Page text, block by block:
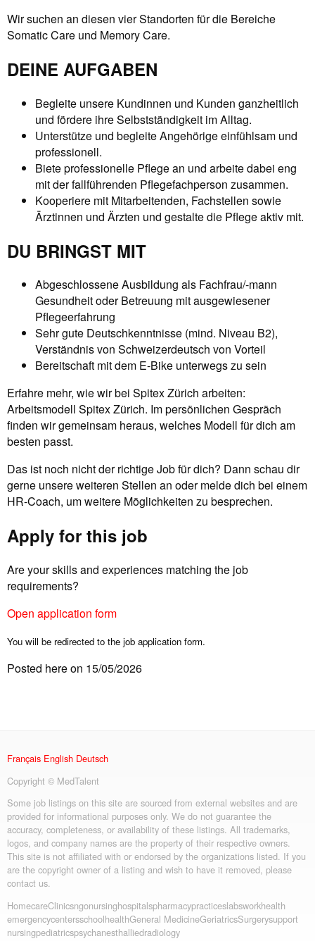
Wir suchen an diesen vier Standorten für die Bereiche
Somatic Care und Memory Care.
DEINE AUFGABEN
Begleite unsere Kundinnen und Kunden ganzheitlich
und fördere ihre Selbstständigkeit im Alltag.
Unterstütze und begleite Angehörige einfühlsam und
professionell.
Biete professionelle Pflege an und arbeite dabei eng
mit der fallführenden Pflegefachperson zusammen.
Kooperiere mit Mitarbeitenden, Fachstellen sowie
Ärztinnen und Ärzten und gestalte die Pflege aktiv mit.
DU BRINGST MIT
Abgeschlossene Ausbildung als Fachfrau/-mann
Gesundheit oder Betreuung mit ausgewiesener
Pflegeerfahrung
Sehr gute Deutschkenntnisse (mind. Niveau B2),
Verständnis von Schweizerdeutsch von Vorteil
Bereitschaft mit dem E-Bike unterwegs zu sein
Erfahre mehr, wie wir bei Spitex Zürich arbeiten:
Arbeitsmodell Spitex Zürich. Im persönlichen Gespräch
finden wir gemeinsam heraus, welches Modell für dich am
besten passt.
Das ist noch nicht der richtige Job für dich? Dann schau dir
gerne unsere weiteren Stellen an oder melde dich bei einem
HR-Coach, um weitere Möglichkeiten zu besprechen.
Apply for this job
Are your skills and experiences matching the job
requirements?
Open application form
You will be redirected to the job application form.
Posted here on 15/05/2026
Français English Deutsch
Copyright © MedTalent
Some job listings on this site are sourced from external websites and are
provided for informational purposes only. We do not guarantee the
accuracy, completeness, or availability of these listings. All trademarks,
logos, and company names are the property of their respective owners.
This site is not affiliated with or endorsed by the organizations listed. If you
are the copyright owner of a listing and wish to have it removed, please
contact us.
HomecareClinicsngonursinghospitalspharmacypracticeslabsworkhealth
emergencycentersschoolhealthGeneral MedicineGeriatricsSurgerysupport
nursingpediatricspsychanesthalliedradiology